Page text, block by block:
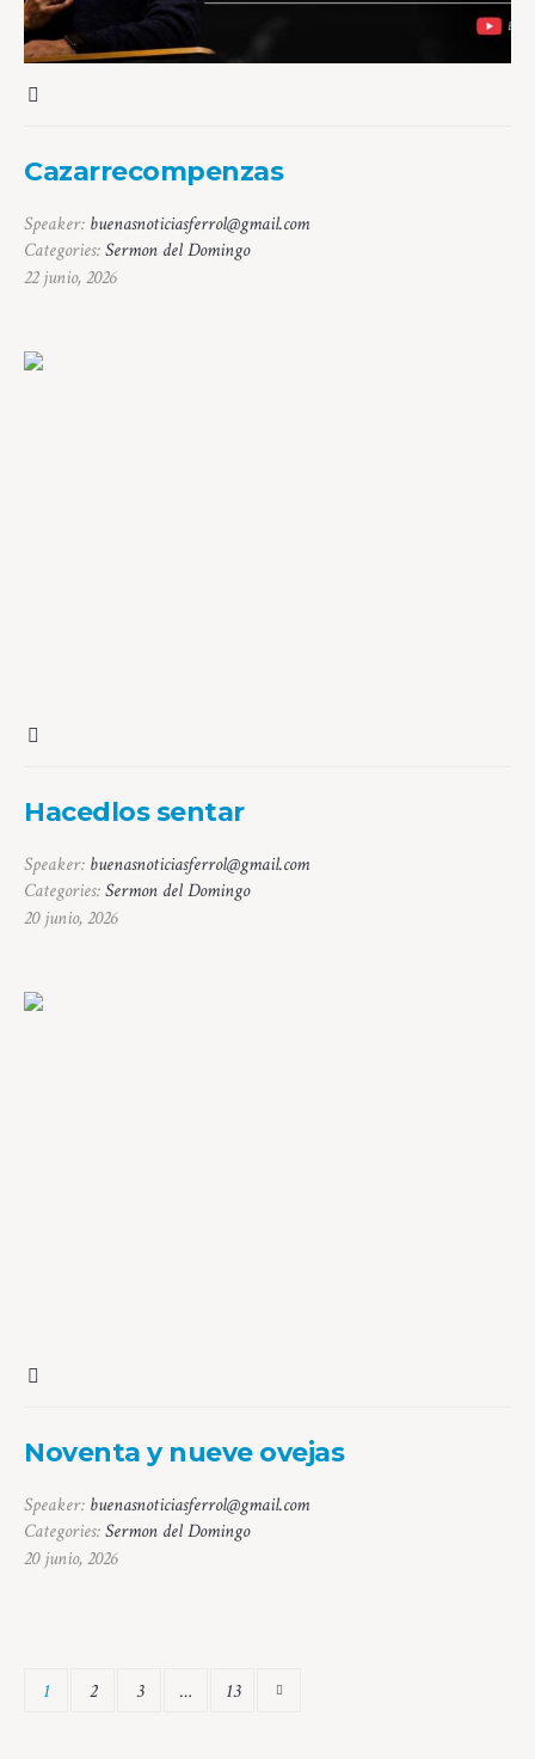
Cazarrecompenzas
Speaker: buenasnoticiasferrol@gmail.com
Categories:Sermon del Domingo
22 junio, 2026
Hacedlos sentar
Speaker: buenasnoticiasferrol@gmail.com
Categories:Sermon del Domingo
20 junio, 2026
Noventa y nueve ovejas
Speaker: buenasnoticiasferrol@gmail.com
Categories:Sermon del Domingo
20 junio, 2026
1 2 3 … 13